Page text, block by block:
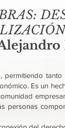
permitiendo
Es un
personas